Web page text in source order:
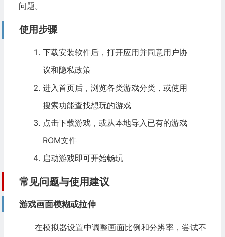
问题。
使用步骤
下载安装软件后，打开应用并同意用户协
议和隐私政策
进入首页后，浏览各类游戏分类，或使用
搜索功能查找想玩的游戏
点击下载游戏，或从本地导入已有的游戏
ROM文件
启动游戏即可开始畅玩
常见问题与使用建议
游戏画面模糊或拉伸
在模拟器设置中调整画面比例和分辨率，尝试不